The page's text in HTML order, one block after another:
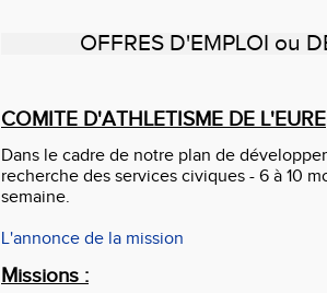
OFFRES D'EMPLOI ou
COMITE D'ATHLETISME DE L'EURE
Dans le cadre de notre plan de
recherche des services civiques - 6 à 10
semaine.
L'annonce de la mission
Missions :